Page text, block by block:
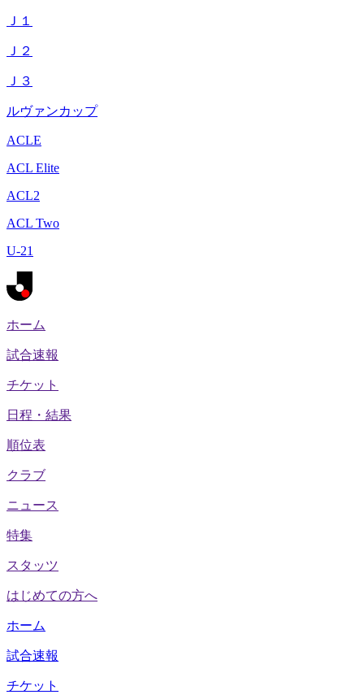
Ｊ１
Ｊ２
Ｊ３
ルヴァンカップ
ACLE
ACL Elite
ACL2
ACL Two
U-21
ホーム
試合速報
チケット
日程・結果
順位表
クラブ
ニュース
特集
スタッツ
はじめての方へ
ホーム
試合速報
チケット